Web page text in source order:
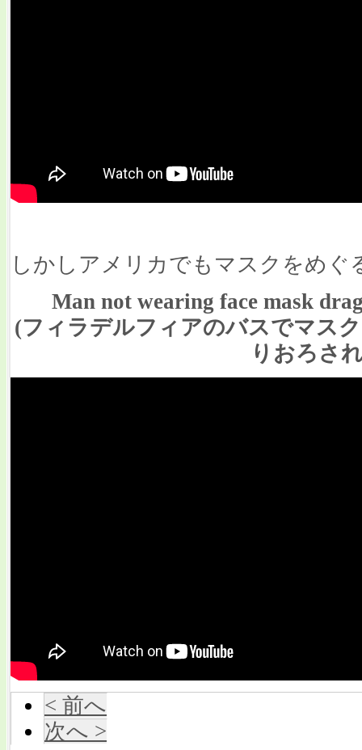
しかしアメリカでもマスクをめぐ
Man not wearing face mask
(フィラデルフィアのバスでマス
りおろさ
< 前へ
次へ >